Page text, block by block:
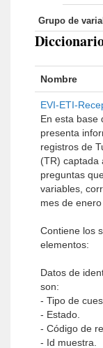
Grupo de
Nombre
EVI-ETI-
En esta base
presenta
registros de
(TR) captada
preguntas
variables,
mes de
Contiene los
elementos:
Datos de
son:
- Tipo de
- Estado.
- Código de
- Id muestra.